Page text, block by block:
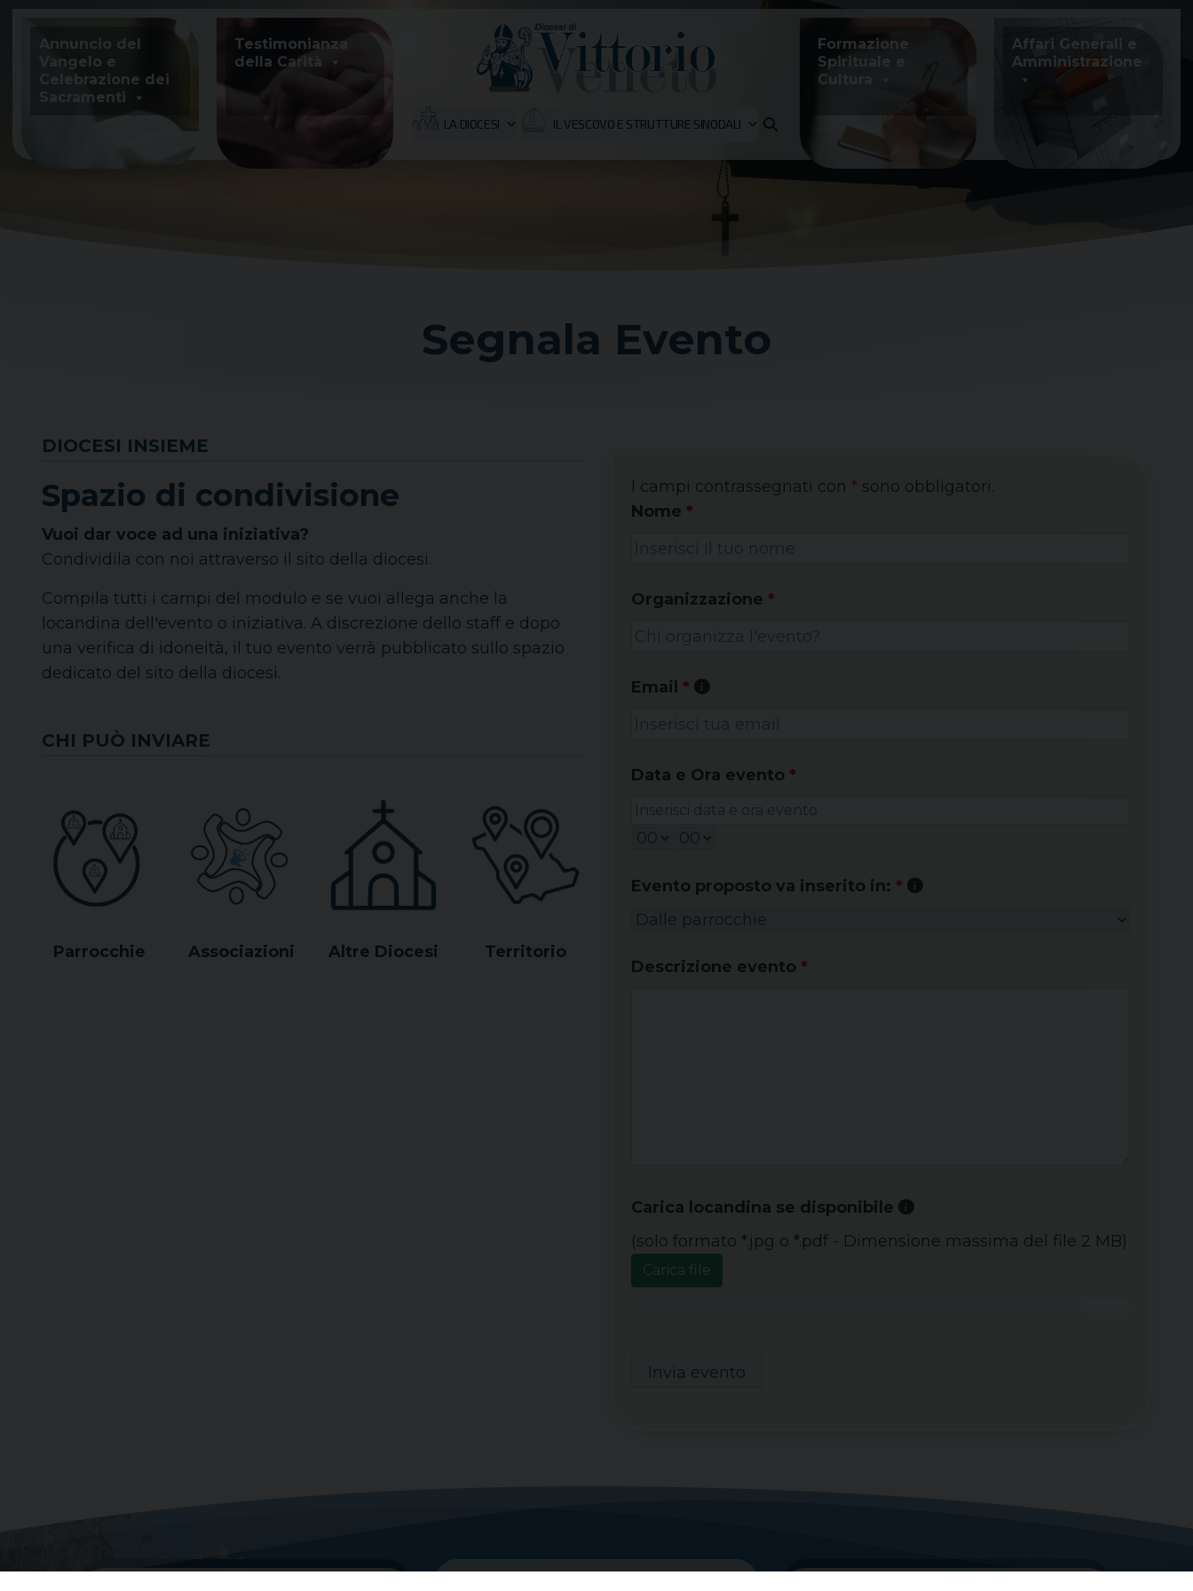
content
Annuncio del
Vangelo e
Celebrazione dei
Sacramenti
Testimonianza
della Carità
LA DIOCESI IL VESCOVO E STRUTTURE SINODALI
Formazione
Spirituale e
Cultura
Affari Generali e
Amministrazione
Segnala Evento
DIOCESI INSIEME
Spazio di condivisione
Vuoi dar voce ad una iniziativa?
Condividila con noi attraverso il sito della diocesi.
Compila tutti i campi del modulo e se vuoi allega anche la
locandina dell'evento o iniziativa. A discrezione dello staff e dopo
una verifica di idoneità, il tuo evento verrà pubblicato sullo spazio
dedicato del sito della diocesi.
CHI PUÒ INVIARE
Parrocchie Associazioni Altre Diocesi Territorio
I campi contrassegnati con * sono obbligatori.
Nome *
Organizzazione *
Email *
Data e Ora evento *
Evento proposto va inserito in: *
Descrizione evento *
Carica locandina se disponibile
Carica file
(solo formato *.jpg o *.pdf - Dimensione massima del file 2 MB)